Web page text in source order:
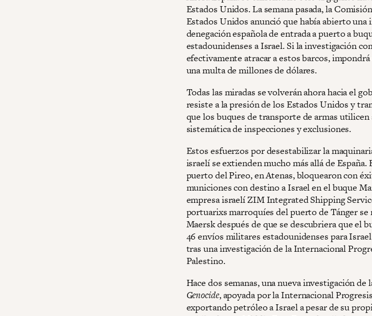
Estados Unidos. La semana pasada, la
Estados Unidos anunció que había abierto una
denegación española de entrada a puerto a
estadounidenses a Israel. Si la investigación
efectivamente atracar a estos barcos,
una multa de millones de dólares.
Todas las miradas se volverán ahora hacia el
resiste a la presión de los Estados Unidos y
que los buques de transporte de armas
sistemática de inspecciones y exclusiones.
Estos esfuerzos por desestabilizar la
israelí se extienden mucho más allá de
puerto del Pireo, en Atenas, bloquearon con
municiones con destino a Israel en el buque
empresa israelí ZIM Integrated Shipping
portuarixs marroquíes del puerto de Tánger se
Maersk después de que se descubriera que el
46 envíos militares estadounidenses para
tras una investigación de la Internacional
Palestino.
Hace dos semanas, una nueva investigación de
Genocide, apoyada por la Internacional
exportando petróleo a Israel a pesar de su